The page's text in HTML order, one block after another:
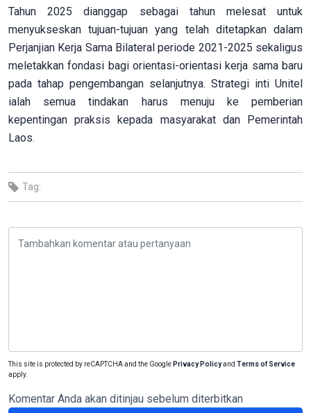
Tahun 2025 dianggap sebagai tahun melesat untuk
menyukseskan tujuan-tujuan yang telah ditetapkan dalam
Perjanjian Kerja Sama Bilateral periode 2021-2025 sekaligus
meletakkan fondasi bagi orientasi-orientasi kerja sama baru
pada tahap pengembangan selanjutnya. Strategi inti Unitel
ialah semua tindakan harus menuju ke pemberian
kepentingan praksis kepada masyarakat dan Pemerintah
Laos.
Tag:
This site is protected by reCAPTCHA and the Google Privacy Policyand Terms of Service
apply.
Komentar Anda akan ditinjau sebelum diterbitkan